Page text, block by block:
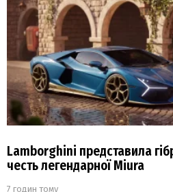
Lamborghini представила
честь легендарної Miura
7 годин тому